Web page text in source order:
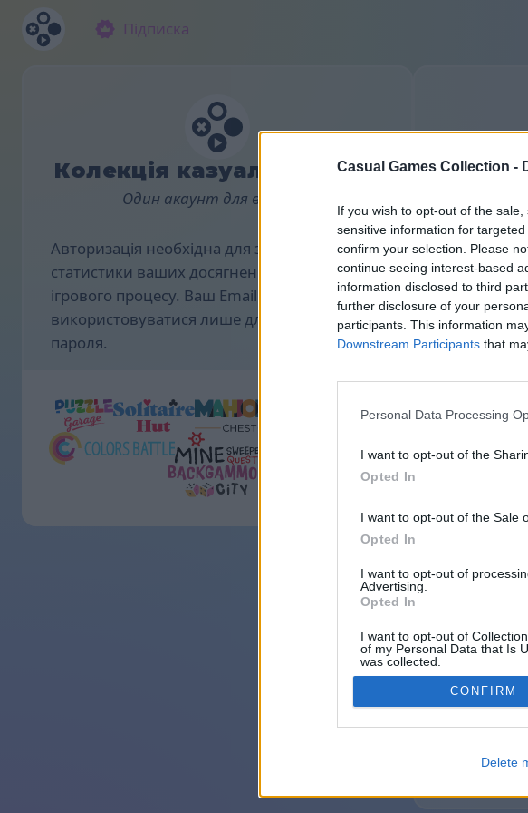
Casual Games Collection -
If you wish to opt-out of the
sensitive information for
confirm your selection. Please
continue seeing interest-based
information disclosed to third
further disclosure of your
participants. This information
Downstream Participants that
Personal Data Processing
I want to opt-out of the
Opted In
I want to opt-out of the Sale
Opted In
I want to opt-out of
Advertising.
Opted In
I want to opt-out of
of my Personal Data that Is
was collected.
Opted Out
CONFIRM
Delete
Підписка
Колекція казуальних ігор
Один акаунт для всіх ігор.
Авторизація необхідна для збереження
статистики ваших досягнень і налаштувань
ігрового процесу. Ваш Email буде
використовуватися лише для нагадування
пароля.
Оберіть
Переваги
Передплату